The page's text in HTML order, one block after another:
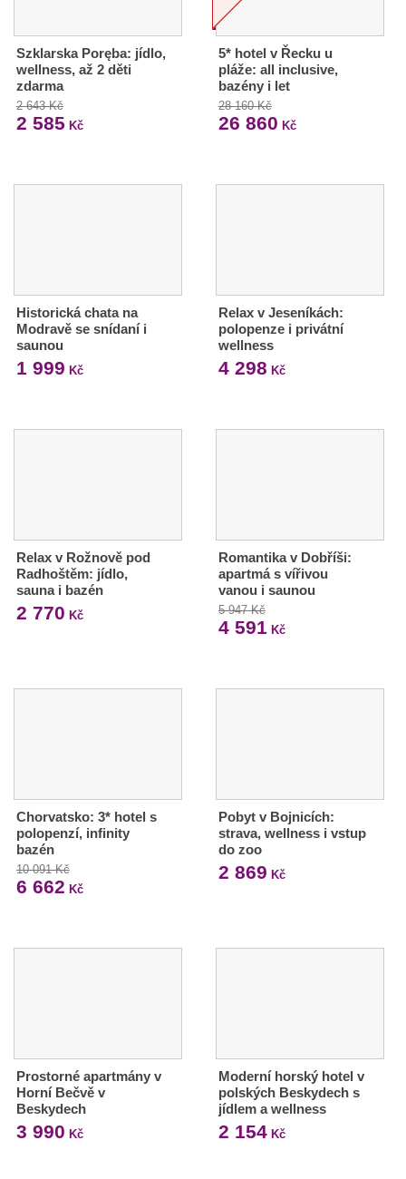
Szklarska Poręba: jídlo,
wellness, až 2 děti
zdarma
2 643 Kč
2 585 Kč
5* hotel v Řecku u
pláže: all inclusive,
bazény i let
28 160 Kč
26 860 Kč
Historická chata na
Modravě se snídaní i
saunou
1 999 Kč
Relax v Jeseníkách:
polopenze i privátní
wellness
4 298 Kč
Relax v Rožnově pod
Radhoštěm: jídlo,
sauna i bazén
2 770 Kč
Romantika v Dobříši:
apartmá s vířivou
vanou i saunou
5 947 Kč
4 591 Kč
Chorvatsko: 3* hotel s
polopenzí, infinity
bazén
10 091 Kč
6 662 Kč
Pobyt v Bojnicích:
strava, wellness i vstup
do zoo
2 869 Kč
Prostorné apartmány v
Horní Bečvě v
Beskydech
3 990 Kč
Moderní horský hotel v
polských Beskydech s
jídlem a wellness
2 154Kč